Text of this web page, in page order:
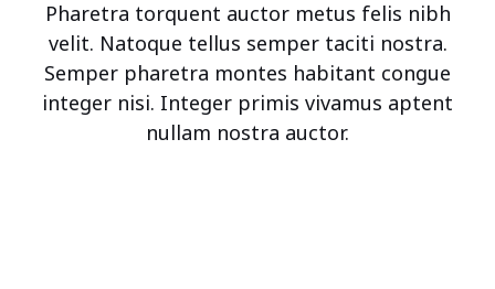
Pharetra torquent auctor metus felis nibh
velit. Natoque tellus semper taciti nostra.
Semper pharetra montes habitant congue
integer nisi. Integer primis vivamus aptent
nullam nostra auctor.